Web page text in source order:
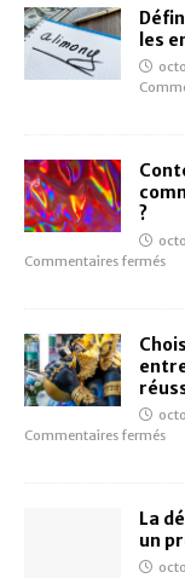
les
?
Commentaires fermés
Commentaires fermés
La
un